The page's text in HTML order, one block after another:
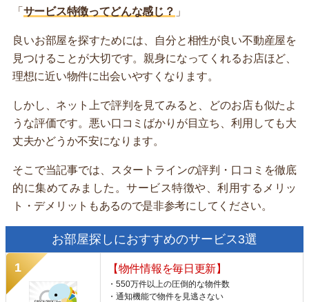
「 サービス特徴ってどんな感じ？ 」
良いお部屋を探すためには、自分と相性が良い不動産屋を
見つけることが大切です。親身になってくれるお店ほど、
理想に近い物件に出会いやすくなります。
しかし、ネット上で評判を見てみると、どのお店も似たよ
うな評価です。悪い口コミばかりが目立ち、利用しても大
丈夫かどうか不安になります。
そこで当記事では、スタートラインの評判・口コミを徹底
的に集めてみました。サービス特徴や、利用するメリッ
ト・デメリットもあるので是非参考にしてください。
お部屋探しにおすすめのサービス3選
【物件情報を毎日更新】
・550万件以上の圧倒的な物件数
・通知機能で物件を見逃さない